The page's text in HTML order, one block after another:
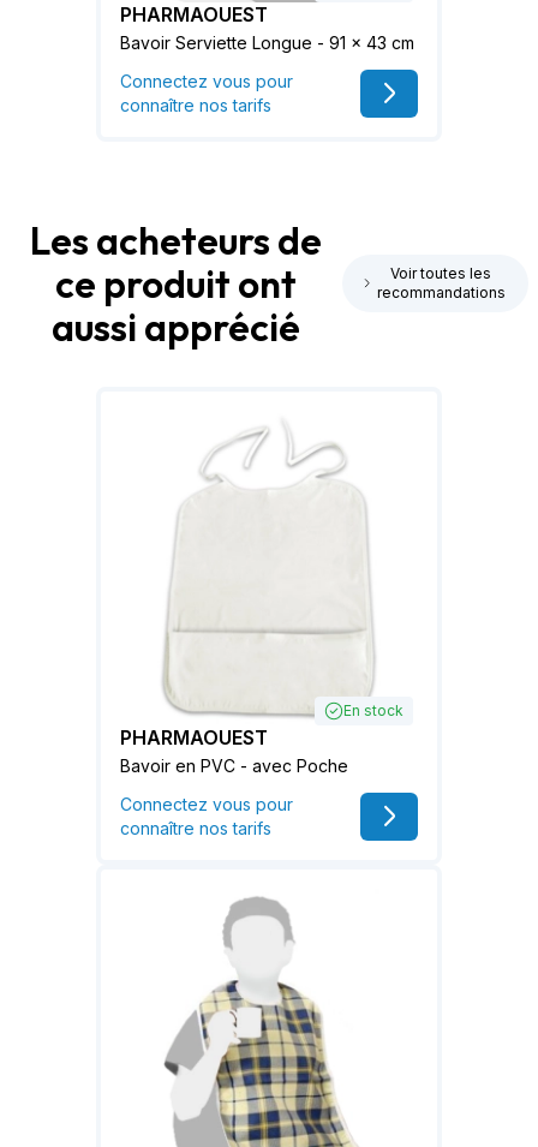
PHARMAOUEST
Bavoir Serviette Longue - 91 x 43 cm
Connectez vous pour
connaître nos tarifs
Les acheteurs de
ce produit ont
aussi apprécié
Voir toutes les
recommandations
En stock
PHARMAOUEST
Bavoir en PVC - avec Poche
Connectez vous pour
connaître nos tarifs